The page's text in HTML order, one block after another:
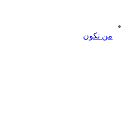
من نكون